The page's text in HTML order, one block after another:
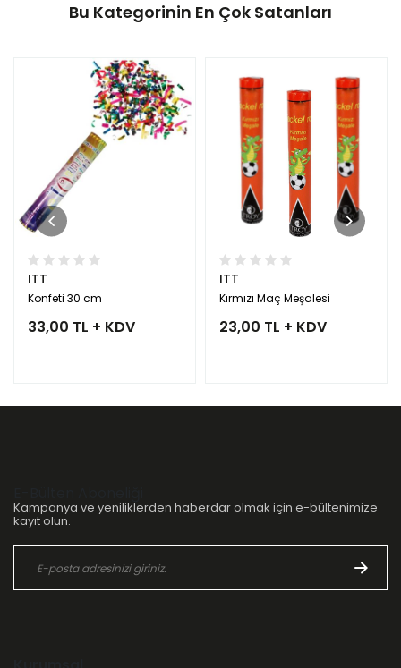
Bu Kategorinin En Çok Satanları
ITT
Konfeti 30 cm
33,00 TL + KDV
ITT
Kırmızı Maç Meşalesi
23,00 TL + KDV
Kampanya ve yeniliklerden haberdar olmak için e-bültenimize
kayıt olun.